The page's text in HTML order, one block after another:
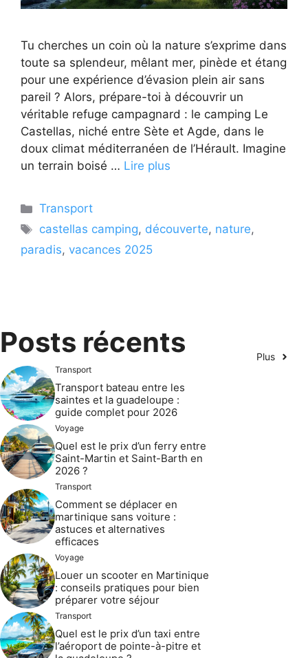
Tu cherches un coin où la nature s’exprime dans
toute sa splendeur, mêlant mer, pinède et étang
pour une expérience d’évasion plein air sans
pareil ? Alors, prépare-toi à découvrir un
véritable refuge campagnard : le camping Le
Castellas, niché entre Sète et Agde, dans le
doux climat méditerranéen de l’Hérault. Imagine
un terrain boisé … Lire plus
Catégories
Transport
Étiquettes
castellas camping, découverte, nature,
paradis, vacances 2025
Posts récents Plus
Transport
Transport bateau entre les
saintes et la guadeloupe :
guide complet pour 2026
Voyage
Quel est le prix d’un ferry entre
Saint-Martin et Saint-Barth en
2026 ?
Transport
Comment se déplacer en
martinique sans voiture :
astuces et alternatives
efficaces
Voyage
Louer un scooter en Martinique
: conseils pratiques pour bien
préparer votre séjour
Transport
Quel est le prix d’un taxi entre
l’aéroport de pointe-à-pitre et